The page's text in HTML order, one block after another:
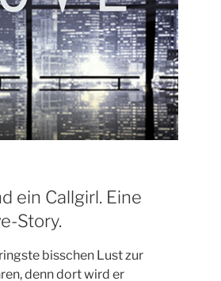
ein Callgirl. Eine
Story.
bisschen Lust zur
denn dort wird er